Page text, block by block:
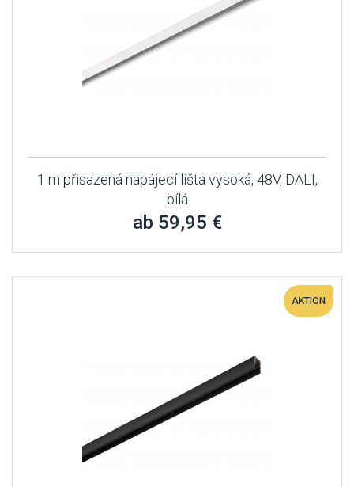
1 m přisazená napájecí lišta vysoká, 48V, DALI,
bílá
ab 59,95 €
AKTION